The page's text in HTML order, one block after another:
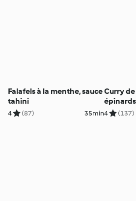
Falafels à la menthe, sauce
tahini
4 (87) 35min
Curry
4 (137)